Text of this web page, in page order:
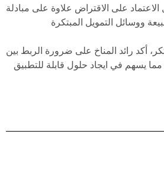
على الاقتراض علاوة على مبادلة
أكد رائد المناخ على ضرورة الربط بين